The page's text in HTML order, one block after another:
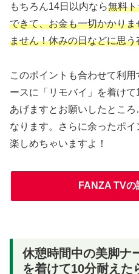
もちろん14日以内なら無料
できて、お金も一切かかり
ません！休みの日などに思
このポイントも合わせて利
ースに「リモバイ」を着け
あげますとお願いしたとこ
なります。さらに余ったポ
楽しめちゃいますよ！
FANZA TVの
休憩時間中の美脚ナ
を着けて10分耐えた